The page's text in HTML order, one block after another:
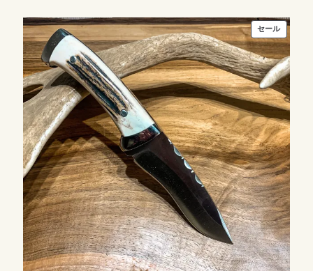
セール販
売
中
の
商
品